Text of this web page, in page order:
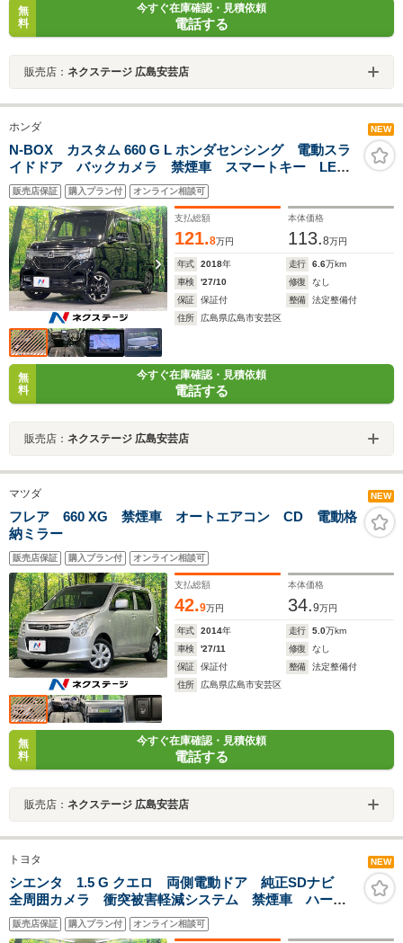
無
料
今すぐ在庫確認・見積依頼
電話する
販売店： ネクステージ 広島安芸店
ホンダ NEW
N-BOX カスタム 660 G L ホンダセンシング 電動スラ
イドドア バックカメラ 禁煙車 スマートキー LED
ヘッド ビルトインETC クルコン 純正15インチアル
ミ オートライト オートエアコン Bluetooth フルセ
グ LEDフォグ
販売店保証 購入プラン付 オンライン相談可
支払総額
121.8万円
本体価格
113.8万円
年式 2018年 走行 6.6万km
車検
'27/10 修復
なし
保証
保証付 整備
法定整備付
住所
広島県広島市安芸区
無
料
今すぐ在庫確認・見積依頼
電話する
販売店： ネクステージ 広島安芸店
マツダ NEW
フレア 660 XG 禁煙車 オートエアコン CD 電動格
納ミラー
販売店保証 購入プラン付 オンライン相談可
支払総額
42.9万円
本体価格
34.9万円
年式 2014年 走行 5.0万km
車検
'27/11 修復
なし
保証
保証付 整備
法定整備付
住所
広島県広島市安芸区
無
料
今すぐ在庫確認・見積依頼
電話する
販売店： ネクステージ 広島安芸店
トヨタ NEW
シエンタ 1.5 G クエロ 両側電動ドア 純正SDナビ
全周囲カメラ 衝突被害軽減システム 禁煙車 ハーフ
レザーシート スマートキー LEDヘッド ビルトイン
ETC オートライト Bluetooth フルセグ HIDフォグ
販売店保証 購入プラン付 オンライン相談可